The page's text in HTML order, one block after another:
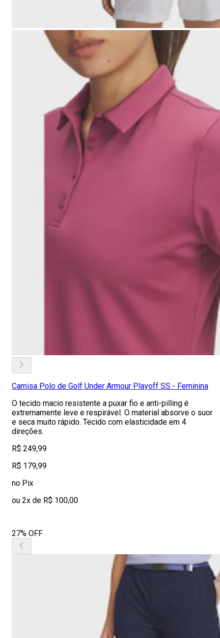
Camisa Polo de Golf Under Armour Playoff SS - Feminina
O tecido macio resistente a puxar fio e anti-pilling é
extremamente leve e respirável. O material absorve o suor
e seca muito rápido. Tecido com elasticidade em 4
direções.
R$ 249,99
R$ 179,99
no Pix
ou 2x de R$ 100,00
27% OFF